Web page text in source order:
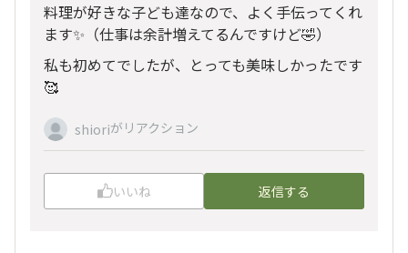
料理が好きな子ども達なので、よく手伝ってくれ
ます✨（仕事は余計増えてるんですけど🤣）
私も初めてでしたが、とっても美味しかったです
🥰
shioriがリアクション
いいね 返信する